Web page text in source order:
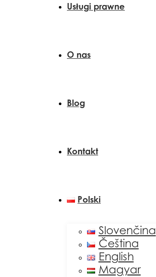
Usługi prawne
O nas
Blog
Kontakt
Polski
Slovenčina
Čeština
English
Magyar